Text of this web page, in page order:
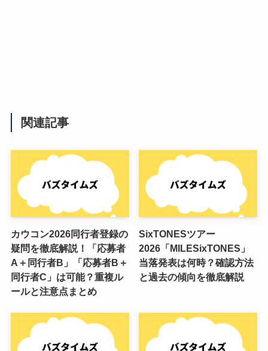
関連記事
カウコン2026同行者登録の
疑問を徹底解説！「応募者
A＋同行者B」「応募者B＋
同行者C」は可能？重複ル
ールと注意点まとめ
SixTONESツアー
2026「MILESixTONES」
当落発表は何時？確認方法
と過去の傾向を徹底解説